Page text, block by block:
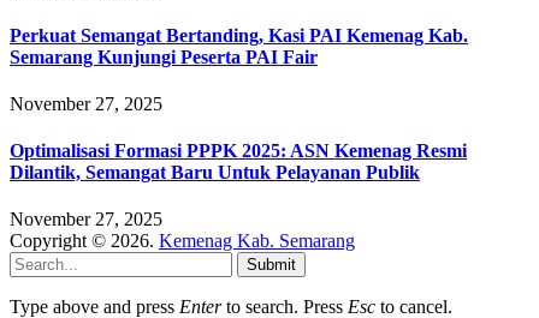
Perkuat Semangat Bertanding, Kasi PAI Kemenag Kab.
Semarang Kunjungi Peserta PAI Fair
November 27, 2025
Optimalisasi Formasi PPPK 2025: ASN Kemenag Resmi
Dilantik, Semangat Baru Untuk Pelayanan Publik
November 27, 2025
Copyright © 2026. Kemenag Kab. Semarang
Submit
Type above and press Enterto search. Press Esc to cancel.